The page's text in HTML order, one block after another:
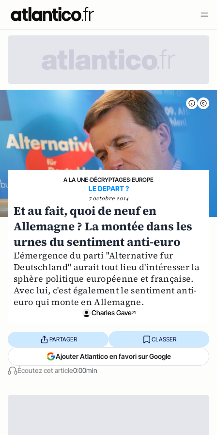
A LA UNE›DÉCRYPTAGES›EUROPE
LE DEPART ?
7 octobre 2014
Et au fait, quoi de neuf en
Allemagne ? La montée dans les
urnes du sentiment anti-euro
L'émergence du parti "Alternative fur
Deutschland" aurait tout lieu d'intéresser la
sphère politique européenne et française.
Avec lui, c'est également le sentiment anti-
euro qui monte en Allemagne.
Charles Gave
Écoutez cet article0:00min
PARTAGER CLASSER
Ajouter Atlantico en favori sur Google